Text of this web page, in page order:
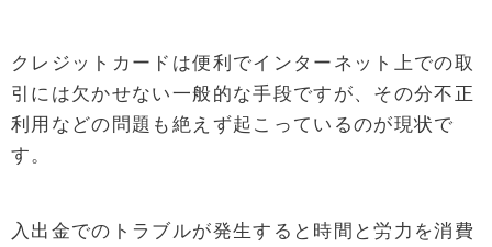
クレジットカードは便利でインターネット上での取
引には欠かせない一般的な手段ですが、その分不正
利用などの問題も絶えず起こっているのが現状で
す。
入出金でのトラブルが発生すると時間と労力を消費